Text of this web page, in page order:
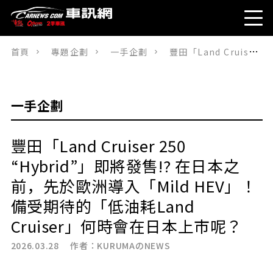
首頁 專題企劃 一手企劃 豐田「Land Cruiser 250 “Hybrid”」即將發售!? 在日本之前，先於歐洲導入「Mild HEV」！備受期待的「低油耗Land Cruiser」何時會在日本上市呢？
一手企劃
豐田「Land Cruiser 250
“Hybrid”」即將發售!? 在日本之
前，先於歐洲導入「Mild HEV」！
備受期待的「低油耗Land
Cruiser」何時會在日本上市呢？
2026.03.28 作者： KURUMAのNEWS